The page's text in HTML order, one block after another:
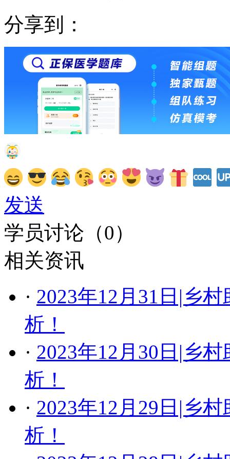
分享到：
发送
学员讨论（0）
相关资讯
· 2023年12月31日|乡
析！
· 2023年12月30日|乡
析！
· 2023年12月29日|乡
析！